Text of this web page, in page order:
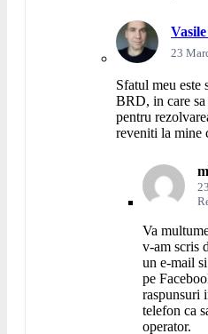
23
Sfatul meu este
BRD, in care
pentru
reveniti la mine
Va
v-am scris
un e-mail
pe
raspunsuri
telefon ca
operator.